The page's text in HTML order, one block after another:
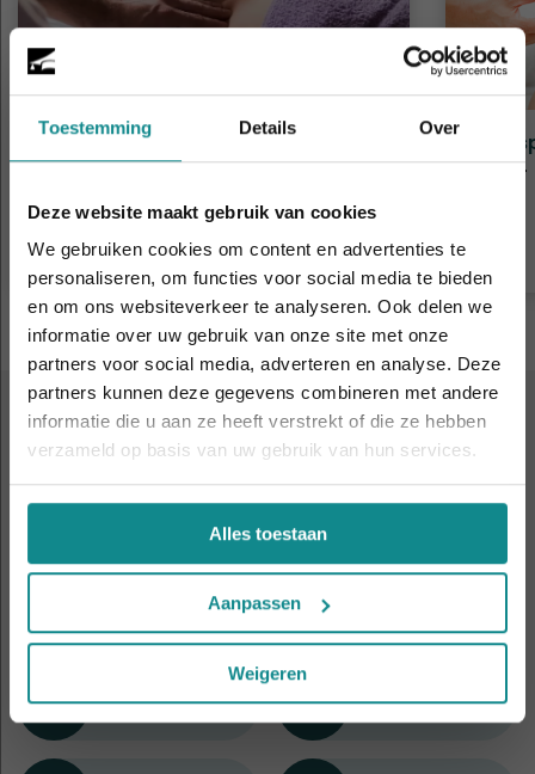
Toestemming Details Over
Deze website maakt gebruik van cookies
We gebruiken cookies om content en advertenties te
personaliseren, om functies voor social media te bieden
en om ons websiteverkeer te analyseren. Ook delen we
informatie over uw gebruik van onze site met onze
partners voor social media, adverteren en analyse. Deze
partners kunnen deze gegevens combineren met andere
informatie die u aan ze heeft verstrekt of die ze hebben
verzameld op basis van uw gebruik van hun services.
Alles toestaan
Aanpassen
Weigeren
Bindweefselmassage - Lichaam
Prijs
€ 335
Meer informatie
Duur
ALTIJD IN DE BUURT
9 leslocatiesdoor heel
Nederland en België
Apeldoorn Eindhoven
De hittegolf houdt aan... onze actie ook! 10%
korting verlengd t.e.m. 7 augustus 2026.
Sluiten